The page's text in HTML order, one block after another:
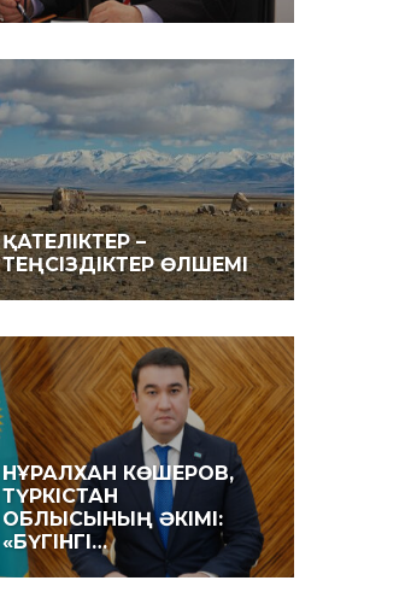
ҚАТЕЛІКТЕР –
ТЕҢСІЗДІКТЕР ӨЛШЕМІ
НҰРАЛХАН КӨШЕРОВ,
ТҮРКІСТАН
ОБЛЫСЫНЫҢ ӘКІМІ:
«БҮГІНГІ…